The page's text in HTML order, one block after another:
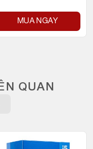
MUA NGAY
QUAN